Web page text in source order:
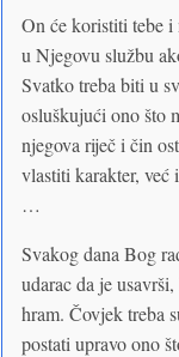
On će koristiti tebe i
u Njegovu službu
Svatko treba biti u
osluškujući ono što
njegova riječ i čin
vlastiti karakter, već
…
Svakog dana Bog
udarac da je
hram. Čovjek treba
postati upravo ono